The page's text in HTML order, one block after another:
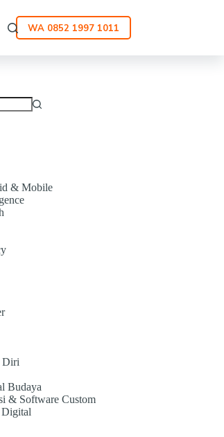
WA 0852 1997 1011
& Mobile
Diri
Budaya
& Software Custom
Digital